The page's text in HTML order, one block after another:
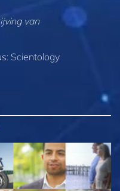
van
Scientology